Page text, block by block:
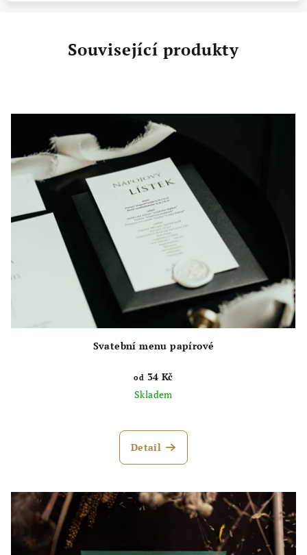
Související produkty
Svatební menu papírové
od 34 Kč
Skladem
hodnocení
produktu
5
hvězdiček.
Detail